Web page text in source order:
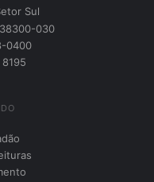
Sul
030
0400